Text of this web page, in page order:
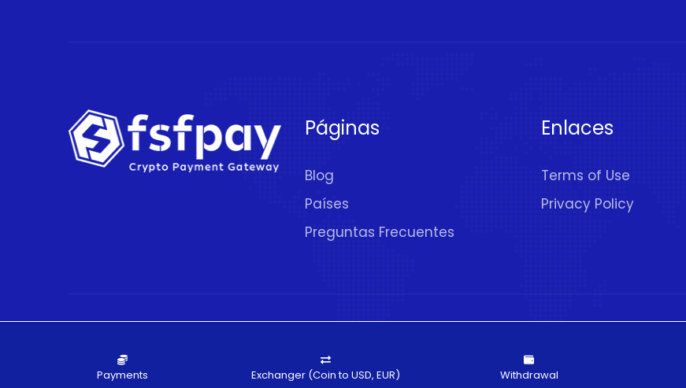
Páginas
Blog
Países
Preguntas Frecuentes
Enlaces
Terms of Use
Privacy Policy
Payments Exchanger (Coin to USD, EUR) Withdrawal